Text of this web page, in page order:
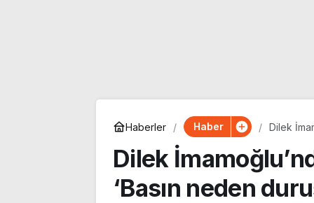
Haberler Haber
Dilek
Dilek
‘Basın neden